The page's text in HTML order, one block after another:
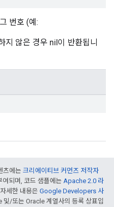
번호 (예:
지 않은 경우 nil이 반환됩니
츠에는 크리에이티브 커먼즈 저작자
여되며, 코드 샘플에는 Apache 2.0 라
세한 내용은 Google Developers 사
및/또는 Oracle 계열사의 등록 상표입